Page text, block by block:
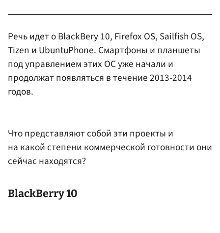
Речь идет о BlackBery 10, Firefox OS, Sailfish OS,
Tizen и UbuntuPhone. Смартфоны и планшеты
под управлением этих OC уже начали и
продолжат появляться в течение 2013-2014
годов.
Что представляют собой эти проекты и
на какой степени коммерческой готовности они
сейчас находятся?
BlackBerry 10